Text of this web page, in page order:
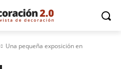
Una pequeña exposición en